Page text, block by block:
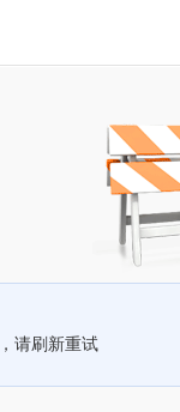
请刷新重试